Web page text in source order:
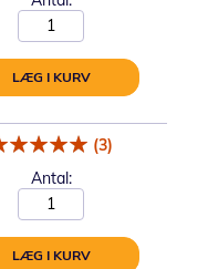
LÆG I KURV
(3)
Antal:
LÆG I KURV